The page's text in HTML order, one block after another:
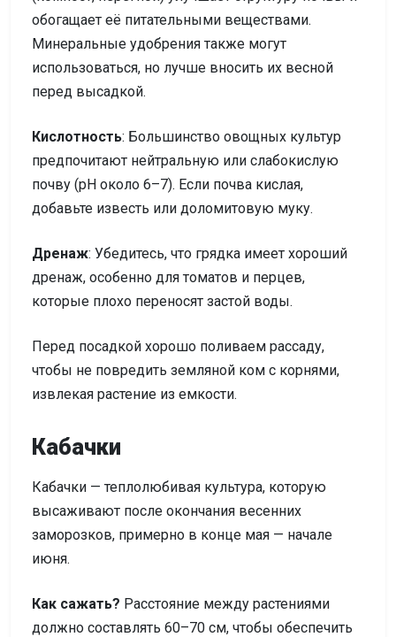
обогащает её питательными веществами.
Минеральные удобрения также могут
использоваться, но лучше вносить их весной
перед высадкой.
Кислотность: Большинство овощных культур
предпочитают нейтральную или слабокислую
почву (pH около 6–7). Если почва кислая,
добавьте известь или доломитовую муку.
Дренаж: Убедитесь, что грядка имеет хороший
дренаж, особенно для томатов и перцев,
которые плохо переносят застой воды.
Перед посадкой хорошо поливаем рассаду,
чтобы не повредить земляной ком с корнями,
извлекая растение из емкости.
Кабачки
Кабачки — теплолюбивая культура, которую
высаживают после окончания весенних
заморозков, примерно в конце мая — начале
июня.
Как сажать? Расстояние между растениями
должно составлять 60–70 см, чтобы обеспечить